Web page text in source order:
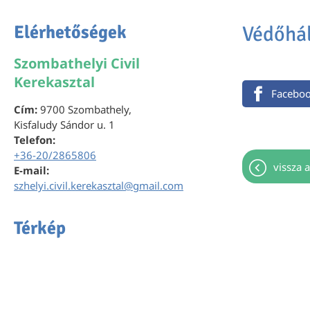
Elérhetőségek
Szombathelyi Civil
Kerekasztal
Cím: 9700 Szombathely,
Kisfaludy Sándor u. 1
Telefon:
+36-20/2865806
E-mail:
szhelyi.civil.kerekasztal@gmail.com
Térkép
vissza